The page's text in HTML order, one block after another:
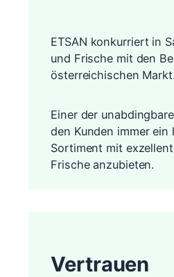
ETSAN konkurriert in
und Frische mit den
österreichischen Markt.
Einer der
den Kunden immer
Sortiment mit
Frische anzubieten.
Vertrauen